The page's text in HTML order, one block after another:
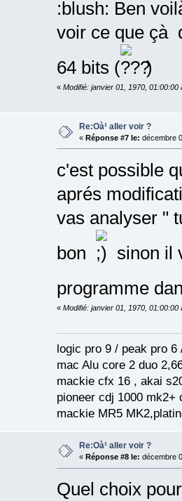
:blush: Ben
voir ce que çà
64 bits (
)
« Modifié: janvier 01, 1970, 01:00:00
Re:Oà¹ aller voir ?
« Réponse #7 le: décembre
c'est possible
aprés
vas analyser "
bon
sinon il
programme
« Modifié: janvier 01, 1970, 01:00:00
logic pro 9 / peak pro
mac Alu core 2 duo
mackie cfx 16 , akai
pioneer cdj 1000
mackie MR5
Re:Oà¹ aller voir ?
« Réponse #8 le: décembre
Quel choix